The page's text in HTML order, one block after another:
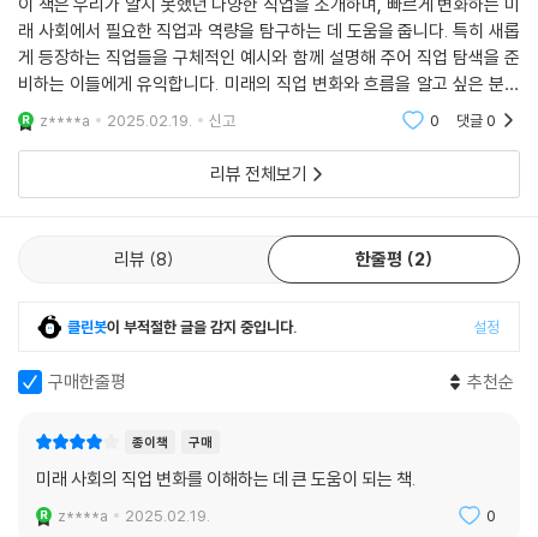
래 사회에서 필요한 직업과 역량을 탐구하는 데 도움을 줍니다. 특히 새롭
게 등장하는 직업들을 구체적인 예시와 함께 설명해 주어 직업 탐색을 준
비하는 이들에게 유익합니다. 미래의 직업 변화와 흐름을 알고 싶은 분들
에게 추천하는 책입니다. 책장에 꽂아두고, 학생들은 틈틈이 보면 좋을 거
같아요. 현대 시
z****a 2025.02.19. 신고 0 댓글0
리뷰 전체보기
리뷰 8 한줄평 2
클린봇이 부적절한 글을 감지 중입니다. 설정
구매한줄평 추천순
종이책 구매
미래 사회의 직업 변화를 이해하는 데 큰 도움이 되는 책.
z****a 2025.02.19. 0